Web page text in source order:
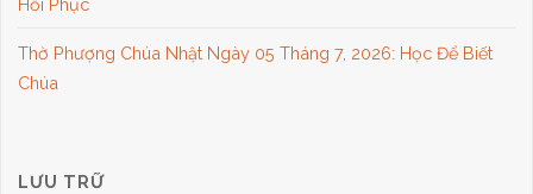
Hồi Phục
Thờ Phượng Chúa Nhật Ngày 05 Tháng 7, 2026: Học Để Biết
Chúa
LƯU TRỮ